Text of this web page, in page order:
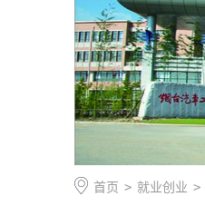
首页 > 就业创业 >